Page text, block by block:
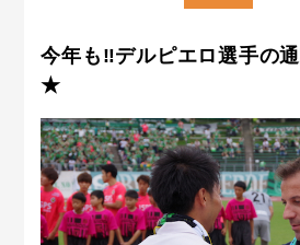
今年も‼︎デルピエロ選手の
★